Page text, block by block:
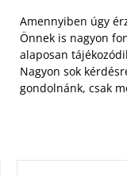
Amennyiben úgy
Önnek is nagyon
alaposan
Nagyon sok
gondolnánk, csak